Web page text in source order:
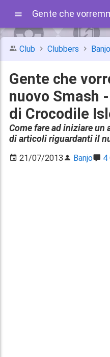
Club Clubbers Banjo
Gente che
nuovo Smash
di Crocodile
Come fare ad iniziare un
di articoli riguardanti il
21/07/2013 Banjo 4